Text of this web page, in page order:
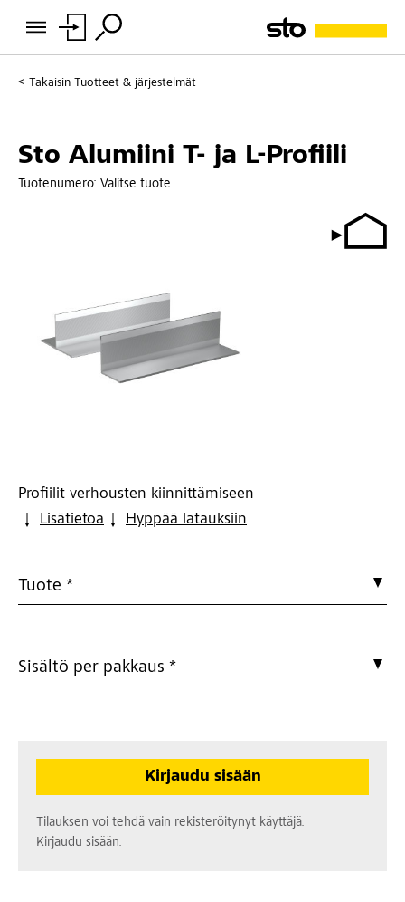
Takaisin Tuotteet & järjestelmät
Sto Alumiini T- ja L-Profiili
Tuotenumero: Valitse tuote
Profiilit verhousten kiinnittämiseen
Lisätietoa
Hyppää latauksiin
Tuote *
Sisältö per pakkaus *
Kirjaudu sisään
Tilauksen voi tehdä vain rekisteröitynyt käyttäjä.
Kirjaudu sisään.